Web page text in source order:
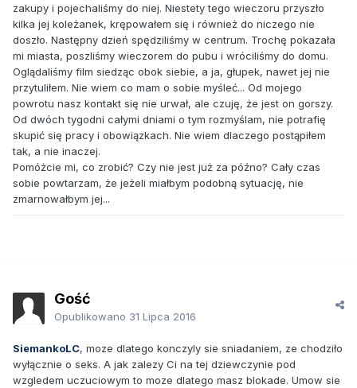
zakupy i pojechaliśmy do niej. Niestety tego wieczoru przyszło
kilka jej koleżanek, krępowałem się i również do niczego nie
doszło. Następny dzień spędziliśmy w centrum. Trochę pokazała
mi miasta, poszliśmy wieczorem do pubu i wróciliśmy do domu.
Oglądaliśmy film siedząc obok siebie, a ja, głupek, nawet jej nie
przytuliłem. Nie wiem co mam o sobie myśleć... Od mojego
powrotu nasz kontakt się nie urwał, ale czuję, że jest on gorszy.
Od dwóch tygodni całymi dniami o tym rozmyślam, nie potrafię
skupić się pracy i obowiązkach. Nie wiem dlaczego postąpiłem
tak, a nie inaczej.
Pomóżcie mi, co zrobić? Czy nie jest już za późno? Cały czas
sobie powtarzam, że jeżeli miałbym podobną sytuację, nie
zmarnowałbym jej...
Gość
Opublikowano 31 Lipca 2016
SiemankoLC, moze dlatego konczyly sie sniadaniem, ze chodziło
wyłącznie o seks. A jak zalezy Ci na tej dziewczynie pod
wzgledem uczuciowym to moze dlatego masz blokade. Umow sie